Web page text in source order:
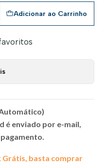
Adicionar ao Carrinho
é enviado por e-mail,
Grátis, basta comprar